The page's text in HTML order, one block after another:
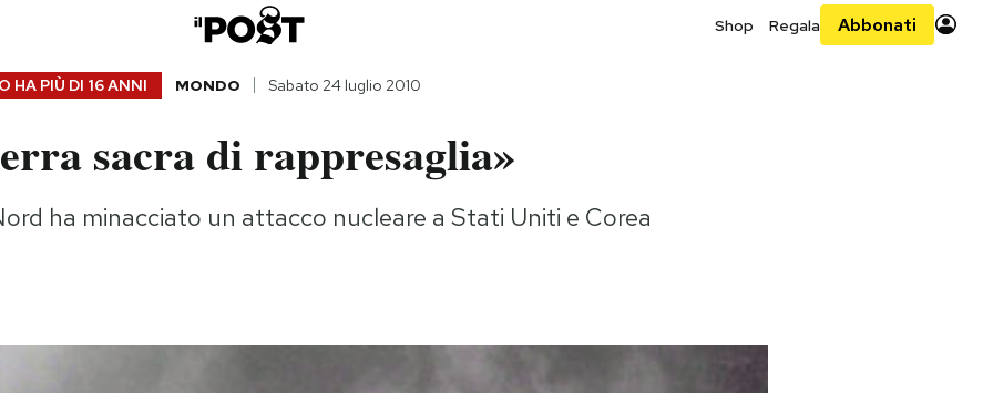
Shop Regala Abbonati
HA PIÙ DI 16 ANNI MONDO Sabato 24 luglio 2010
sacra di rappresaglia»
ha minacciato un attacco nucleare a Stati Uniti e Corea